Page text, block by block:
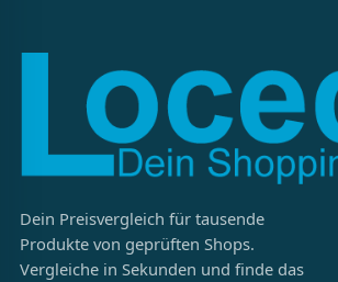
Dein Preisvergleich für tausende
Produkte von geprüften Shops.
Vergleiche in Sekunden und finde das